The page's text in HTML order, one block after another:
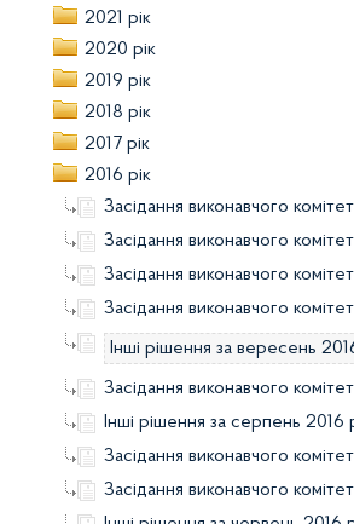
2021 рік
2020 рік
2019 рік
2018 рік
2017 рік
2016 рік
Засідання виконавчого
Засідання виконавчого
Засідання виконавчого
Засідання виконавчого
Інші рішення за вересень
Засідання виконавчого
Інші рішення за серпень 2016
Засідання виконавчого
Засідання виконавчого